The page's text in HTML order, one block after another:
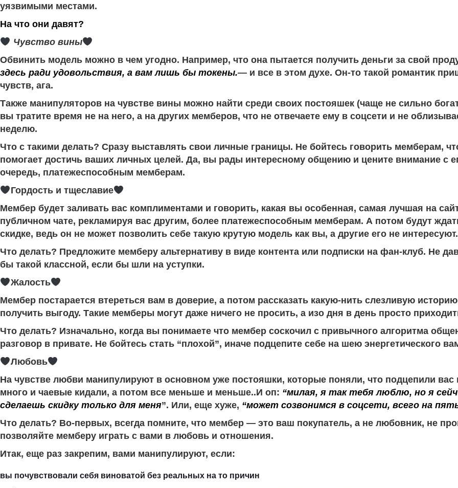
уязвимыми местами.
На что они давят?
Чувство вины
Обвинить модель можно в чем угодно. Например, что она пытается получить деньги за свой
здесь ради удовольствия, а вам лишь бы токены.— и все в этом духе. Он-то такой романтик
чувств, ага.
Также манипуляторов на чувстве вины можно найти среди своих постояшек (чаще не сильно
вы тратите время не на него, а на других мемберов, что не отвечаете ему в соцсети и не
неделю.
Что с такими делать? Сразу выставлять свои личные границы. Не бойтесь говорить мемберам,
помогает достичь ваших личных целей. Да, вы рады интересному общению и цените внимание с
очередь, платежеспособным мемберам.
Гордость и тщеславие
Мембер будет заливать вас комплиментами и говорить, какая вы особенная, самая лучшая на
публичном чате, рекламируя вас другим, более платежеспособным мемберам. А потом будут
скидке, ведь он не может позволить себе такую крутую модель как вы, а другие его не интересуют.
Что делать? Предложите мемберу альтернативу в виде контента или подписки на фан-клуб. Не
бы такой классной, если бы шли на уступки.
Жалость
Мембер постарается втереться вам в доверие, а потом рассказать какую-нить слезливую
получить выгоду. Такие мемберы могут даже ничего не просить, а изо дня в день просто
Что делать? Изначально, когда вы понимаете что мембер соскочил с привычного алгоритма
разговор в привате. Не бойтесь стать “плохой”, иначе подцепите себе на шею энергетического
Любовь
На чувстве любви манипулируют в основном уже постояшки, которые поняли, что подцепили
много и чаевые кидали, а потом все меньше и меньше..И оп: “милая, я так тебя люблю, но я
сделаешь скидку только для меня”. Или, еще хуже, “может созвонимся в соцсети, всего на
Что делать? Во-первых, всегда помните, что мембер — это ваш покупатель, а не любовник, не
позволяйте мемберу играть с вами в любовь и отношения.
Итак, еще раз закрепим, вами манипулируют, если:
вы почувствовали себя виноватой без реальных на то причин